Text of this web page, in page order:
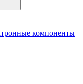
компоненты